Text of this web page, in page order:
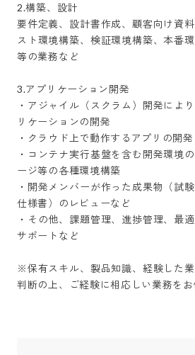
2.構築、設計
要件定義、設計書作成、顧客向け資
スト環境構築、検証環境構築、本番
等の業務など
3.アプリケーション開発
・アジャイル（スクラム）開発によ
リケーションの開発
・クラウド上で動作するアプリの開発
・コンテナ実行基盤を含む開発環境
ージ等の各種環境構築
・開発メンバーが作った成果物（試
仕様書）のレビューなど
・その他、課題管理、進捗管理、最
サポートなど
※保有スキル、製品知識、経験した
判断の上、ご経験に相応しい業務をお